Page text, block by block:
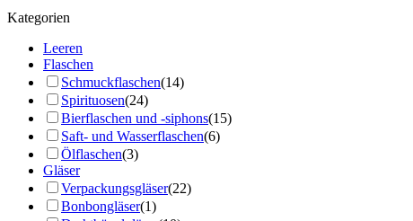
Kategorien
Leeren
Flaschen
Schmuckflaschen(14)
Spirituosen(24)
Bierflaschen und -siphons(15)
Saft- und Wasserflaschen(6)
Ölflaschen(3)
Gläser
Verpackungsgläser(22)
Bonbongläser(1)